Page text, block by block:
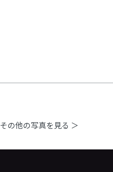
その他の写真を見る ＞